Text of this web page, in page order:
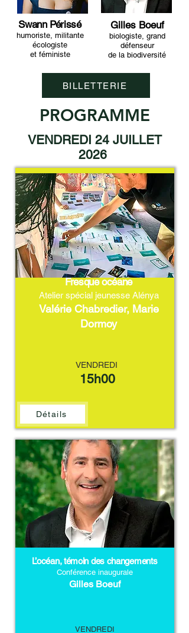
Swann Périssé
humoriste, militante
écologiste
et féministe
Gilles Boeuf
biologiste, grand
défenseur
de la biodiversité
BILLETTERIE
PROGRAMME
VENDREDI 24 JUILLET
2026
Fresque océane
Atelier spécial jeunesse Alénya
Valérie Chabredier, Marie
Dormoy
VENDREDI
15h00
Détails
L’océan, témoin des changements
Conférence inaugurale
Gilles Boeuf
VENDREDI